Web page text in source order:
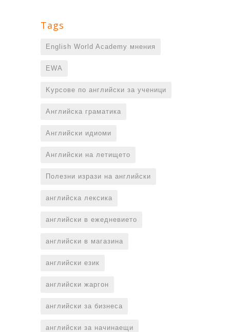
Tags
English World Academy мнения
EWA
Kурсове по английски за ученици
Английска граматика
Английски идиоми
Английски на летището
Полезни изрази на английски
английска лексика
английски в ежедневието
английски в магазина
английски език
английски жаргон
английски за бизнеса
английски за начинаещи